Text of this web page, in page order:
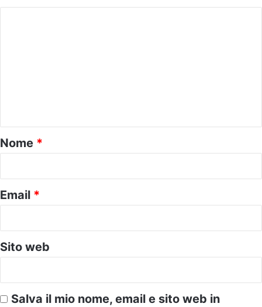
o
*
Nome *
Email *
Sito web
Salva il mio nome, email e sito web in